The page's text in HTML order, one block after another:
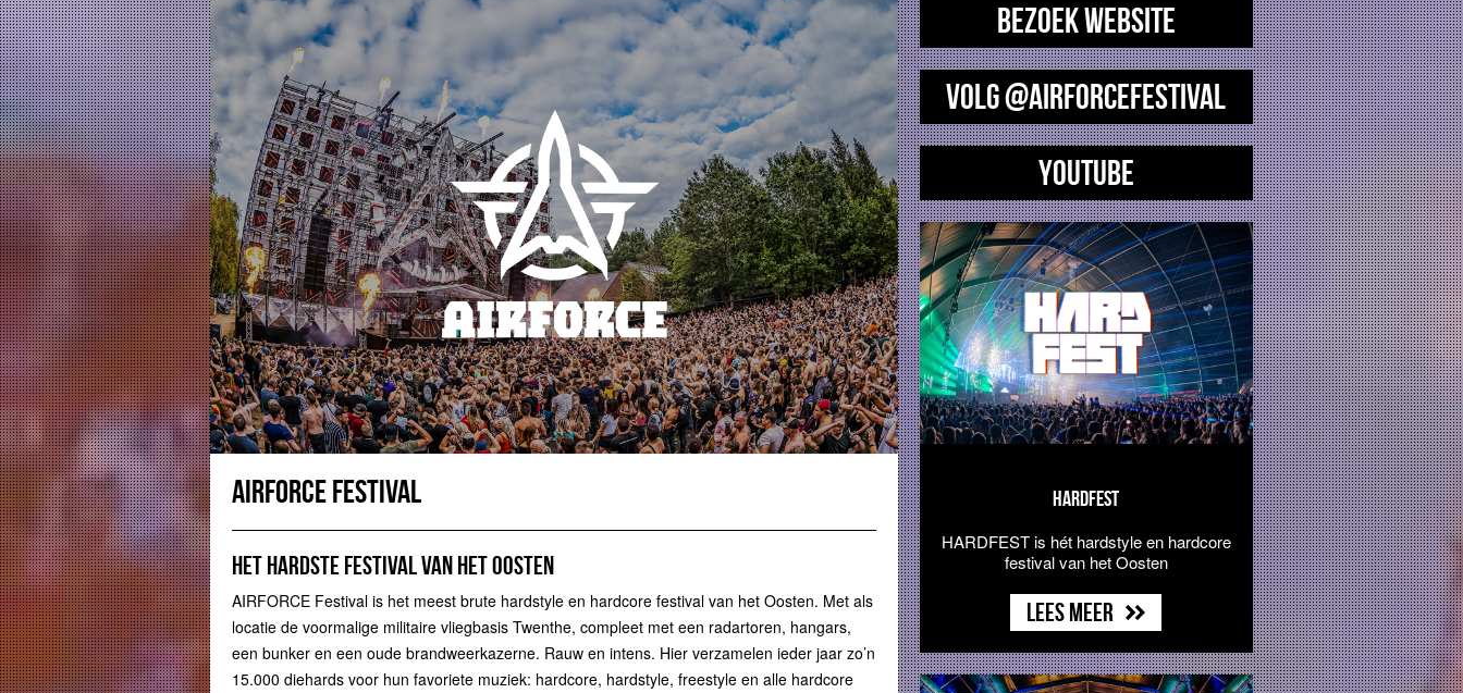
AIRFORCE Festival
Het hardste festival van het Oosten
AIRFORCE Festival is het meest brute hardstyle en hardcore festival van het Oosten. Met als
locatie de voormalige militaire vliegbasis Twenthe, compleet met een radartoren, hangars,
een bunker en een oude brandweerkazerne. Rauw en intens. Hier verzamelen ieder jaar zo’n
15.000 diehards voor hun favoriete muziek: hardcore, hardstyle, freestyle en alle hardcore
Bezoek website
Volg @AirforceFestival
YouTube
HARDFEST
HARDFEST is hét hardstyle en hardcore
festival van het Oosten
Lees meer